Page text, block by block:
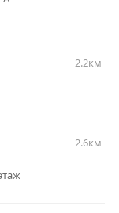
2.2км
2.6км